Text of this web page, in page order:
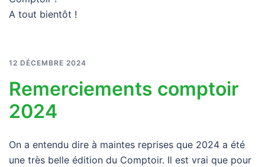
A tout bientôt !
12 DÉCEMBRE 2024
Remerciements comptoir
2024
On a entendu dire à maintes reprises que 2024 a été
une très belle édition du Comptoir. Il est vrai que pour